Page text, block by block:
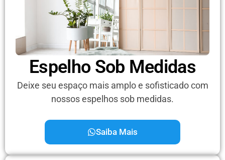
Espelho Sob Medidas
Deixe seu espaço mais amplo e sofisticado com
nossos espelhos sob medidas.
Saiba Mais